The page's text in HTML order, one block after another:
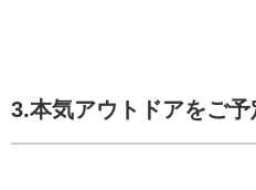
3.本気アウトドアをご予